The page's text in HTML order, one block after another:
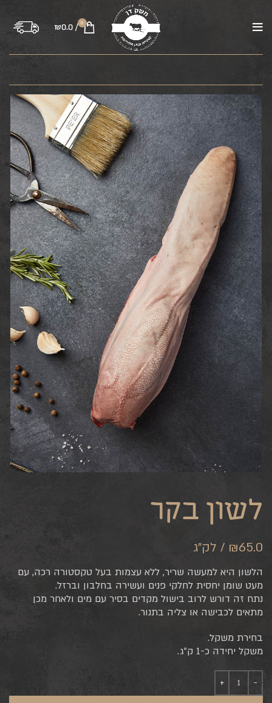
0
/
₪0.0
לשון בקר
₪65.0 / לק"ג
הלשון היא למעשה שריר, ללא עצמות בעל טקסטורה רכה, עם
מעט שומן יחסית לחלקי פנים ועשירה בחלבון וברזל.
נתח זה דורש לרוב בישול מקדים בסיר עם מים ולאחר מכן
מתאים לכבישה או צליה בתנור.
בחירת משקל.
משקל יחידה כ-1 ק”ג.